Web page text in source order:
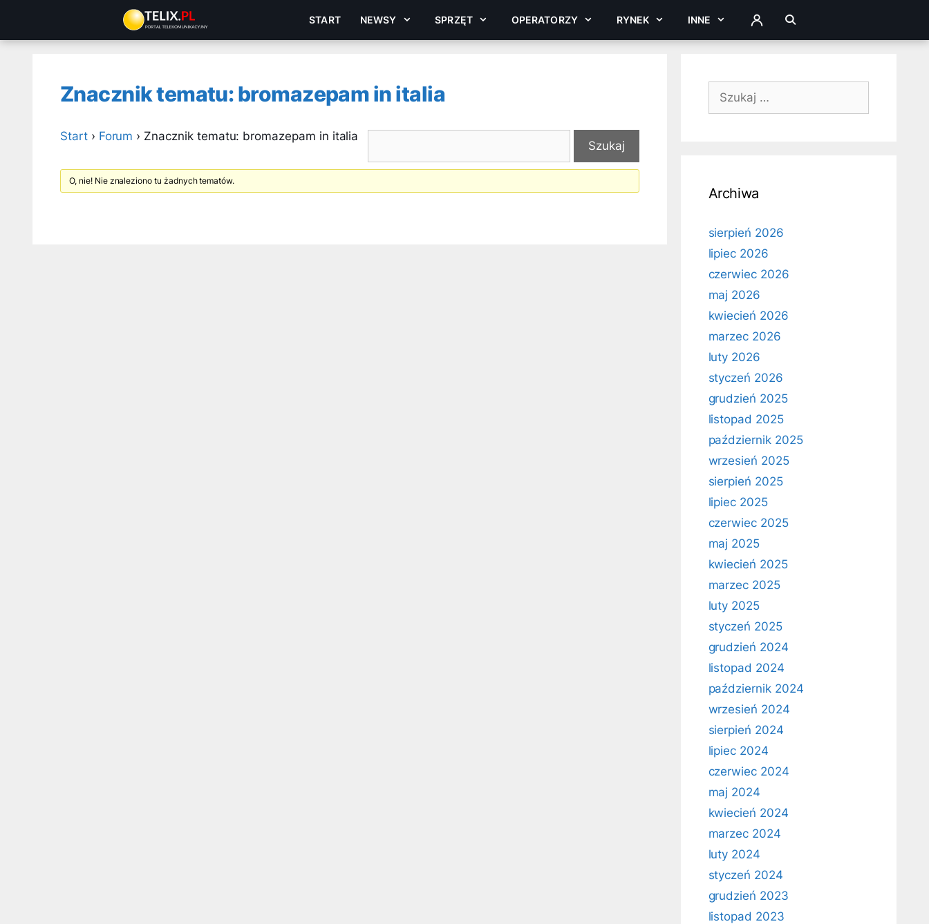
treści
START NEWSY SPRZĘT OPERATORZY RYNEK INNE ZALOGUJ
Znacznik tematu: bromazepam in italia
Start › Forum › Znacznik tematu: bromazepam in italia
O, nie! Nie znaleziono tu żadnych tematów.
Szukaj:
Archiwa
sierpień 2026
lipiec 2026
czerwiec 2026
maj 2026
kwiecień 2026
marzec 2026
luty 2026
styczeń 2026
grudzień 2025
listopad 2025
październik 2025
wrzesień 2025
sierpień 2025
lipiec 2025
czerwiec 2025
maj 2025
kwiecień 2025
marzec 2025
luty 2025
styczeń 2025
grudzień 2024
listopad 2024
październik 2024
wrzesień 2024
sierpień 2024
lipiec 2024
czerwiec 2024
maj 2024
kwiecień 2024
marzec 2024
luty 2024
styczeń 2024
grudzień 2023
listopad 2023